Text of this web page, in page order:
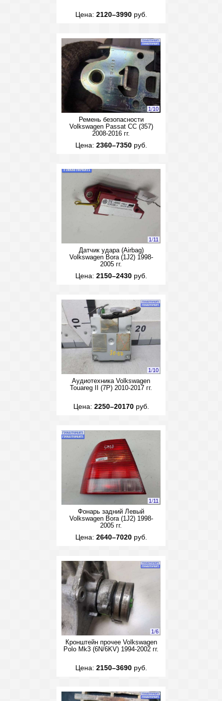
Цена: 2120–3990руб.
1/10
Ремень безопасности
Volkswagen Passat CC (357)
2008-2016 гг.
Цена: 2360–7350руб.
1/11
Датчик удара (Airbag)
Volkswagen Bora (1J2) 1998-
2005 гг.
Цена: 2150–2430руб.
1/10
Аудиотехника Volkswagen
Touareg II (7P) 2010-2017 гг.
Цена: 2250–20170руб.
1/11
Фонарь задний Левый
Volkswagen Bora (1J2) 1998-
2005 гг.
Цена: 2640–7020руб.
1/6
Кронштейн прочее Volkswagen
Polo Mk3 (6N/6KV) 1994-2002 гг.
Цена: 2150–3690руб.